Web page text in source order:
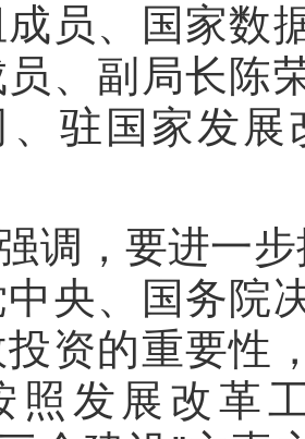
员、国家数
员、副局长陈
、驻国家发
调，要进一
央、国务院
资的重要性
照发展改革